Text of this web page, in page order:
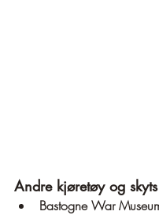
Andre kjøretøy og skyts
Bastogne War